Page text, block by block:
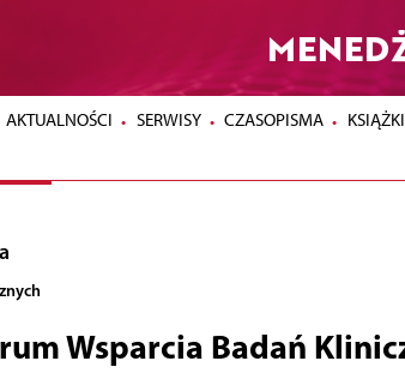
AKTUALNOŚCI SERWISY CZASOPISMA KSIĄŻKI
Wsparcia Badań